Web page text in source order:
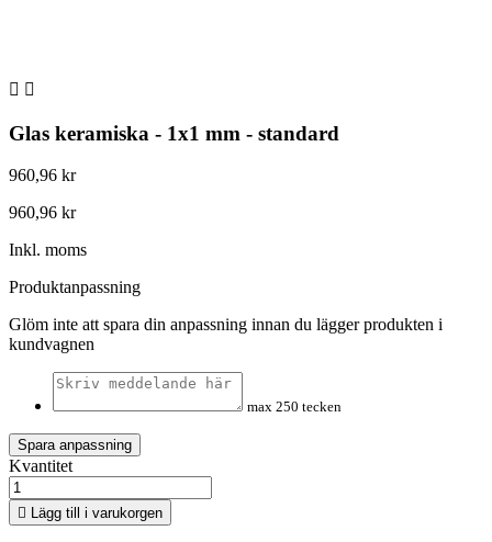
 
Glas keramiska - 1x1 mm - standard
960,96 kr
960,96 kr
Inkl. moms
Produktanpassning
Glöm inte att spara din anpassning innan du lägger produkten i
kundvagnen
max 250 tecken
Spara anpassning
Kvantitet
 Lägg till i varukorgen